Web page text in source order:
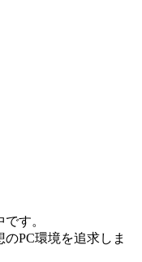
す。
PC環境を追求しま